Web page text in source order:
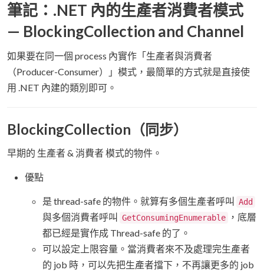
筆記：.NET 內的生產者消費者模式
— BlockingCollection and Channel
如果要在同一個 process 內實作「生產者與消費者
（Producer-Consumer）」模式，最簡單的方式就是直接使
用 .NET 內建的類別即可。
BlockingCollection（同步）
早期的 生產者 & 消費者 模式的物件。
優點
是 thread-safe 的物件。就算有多個生產者呼叫 Add
與多個消費者呼叫 GetConsumingEnumerable
，底層
都已經是實作成 Thread-safe 的了。
可以設定上限容量。當消費者來不及處理完生產者
的 job 時，可以先把生產者擋下，不再讓更多的 job